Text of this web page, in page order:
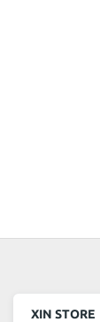
XIN STORE